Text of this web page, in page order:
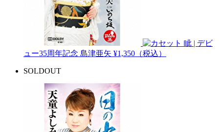
眦 | デビ
ュー35周年記念 島津亜矢 ¥1,350（税込）
SOLDOUT